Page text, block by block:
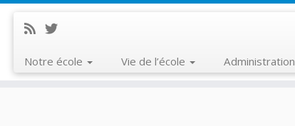
Notre école Vie de l’école Administration